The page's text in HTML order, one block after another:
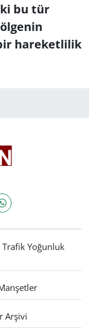
bu tür
hareketlilik
Trafik Yoğunluk
Arşivi